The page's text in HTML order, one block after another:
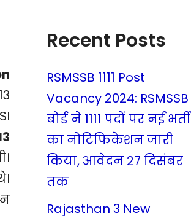
Recent Posts
RSMSSB 1111 Post
Vacancy 2024: RSMSSB
बोर्ड ने 1111 पदों पर नई भर्ती
का नोटिफिकेशन जारी
किया, आवेदन 27 दिसंबर
तक
Rajasthan 3 New